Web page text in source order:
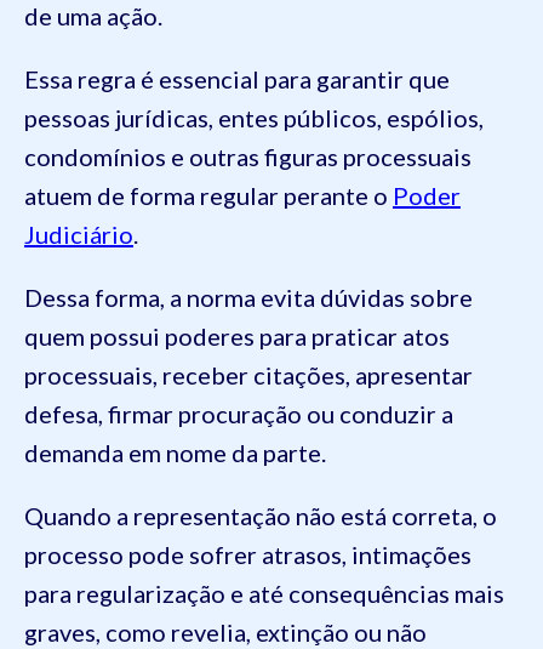
de uma ação.
Essa regra é essencial para garantir que
pessoas jurídicas, entes públicos, espólios,
condomínios e outras figuras processuais
atuem de forma regular perante o Poder
Judiciário.
Dessa forma, a norma evita dúvidas sobre
quem possui poderes para praticar atos
processuais, receber citações, apresentar
defesa, firmar procuração ou conduzir a
demanda em nome da parte.
Quando a representação não está correta, o
processo pode sofrer atrasos, intimações
para regularização e até consequências mais
graves, como revelia, extinção ou não